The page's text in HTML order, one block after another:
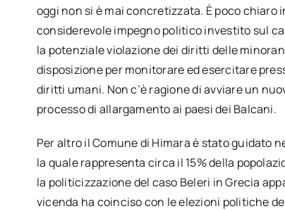
oggi non si è mai concretizzata. È poco chiaro
considerevole impegno politico investito sul
la potenziale violazione dei diritti delle
disposizione per monitorare ed esercitare
diritti umani. Non c’è ragione di avviare un
processo di allargamento ai paesi dei Balcani.
Per altro il Comune di Himara è stato guidato
la quale rappresenta circa il 15% della
la politicizzazione del caso Beleri in Grecia
vicenda ha coinciso con le elezioni politiche